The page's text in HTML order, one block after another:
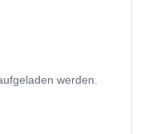
werden.